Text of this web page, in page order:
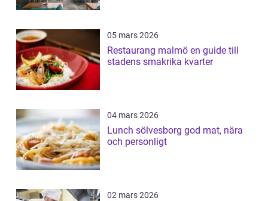
05 mars 2026
Restaurang malmö en guide till
stadens smakrika kvarter
04 mars 2026
Lunch sölvesborg god mat, nära
och personligt
02 mars 2026